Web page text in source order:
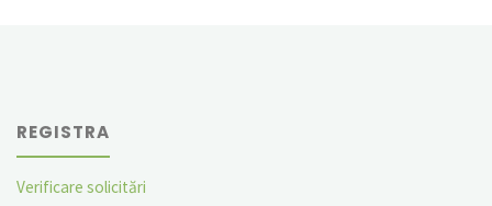
REGISTRA
Verificare solicitări